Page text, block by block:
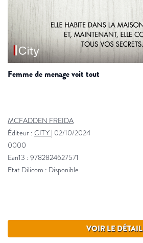
femme de menage voit tout
MCFADDEN FREIDA
Éditeur : CITY 02/10/2024
0000
Ean13 : 9782824627571
Etat Dilicom : Disponible
VOIR LE DÉTAIL